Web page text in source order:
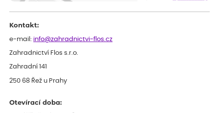
Kontakt:
e-mail: info@zahradnictvi-flos.cz
Zahradnictví Flos s.r.o.
Zahradní 141
250 68 Řež u Prahy
Otevírací doba: